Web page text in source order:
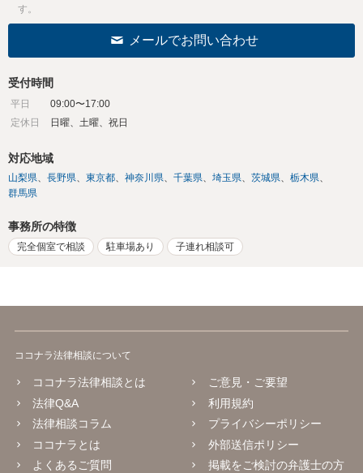
す。
メールでお問い合わせ
受付時間
平日
09:00〜17:00
定休日
日曜、土曜、祝日
対応地域
山梨県 長野県 東京都 神奈川県 千葉県 埼玉県 茨城県
栃木県
群馬県
事務所の特徴
完全個室で相談 駐車場あり 子連れ相談可
ココナラ法律相談について
ココナラ法律相談とは
法律Q&A
法律相談コラム
ココナラとは
よくあるご質問
ご意見・ご要望
利用規約
プライバシーポリシー
外部送信ポリシー
掲載をご検討の弁護士の方